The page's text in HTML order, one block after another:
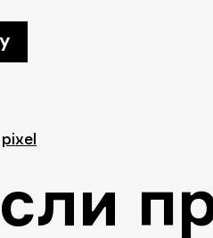
pixel